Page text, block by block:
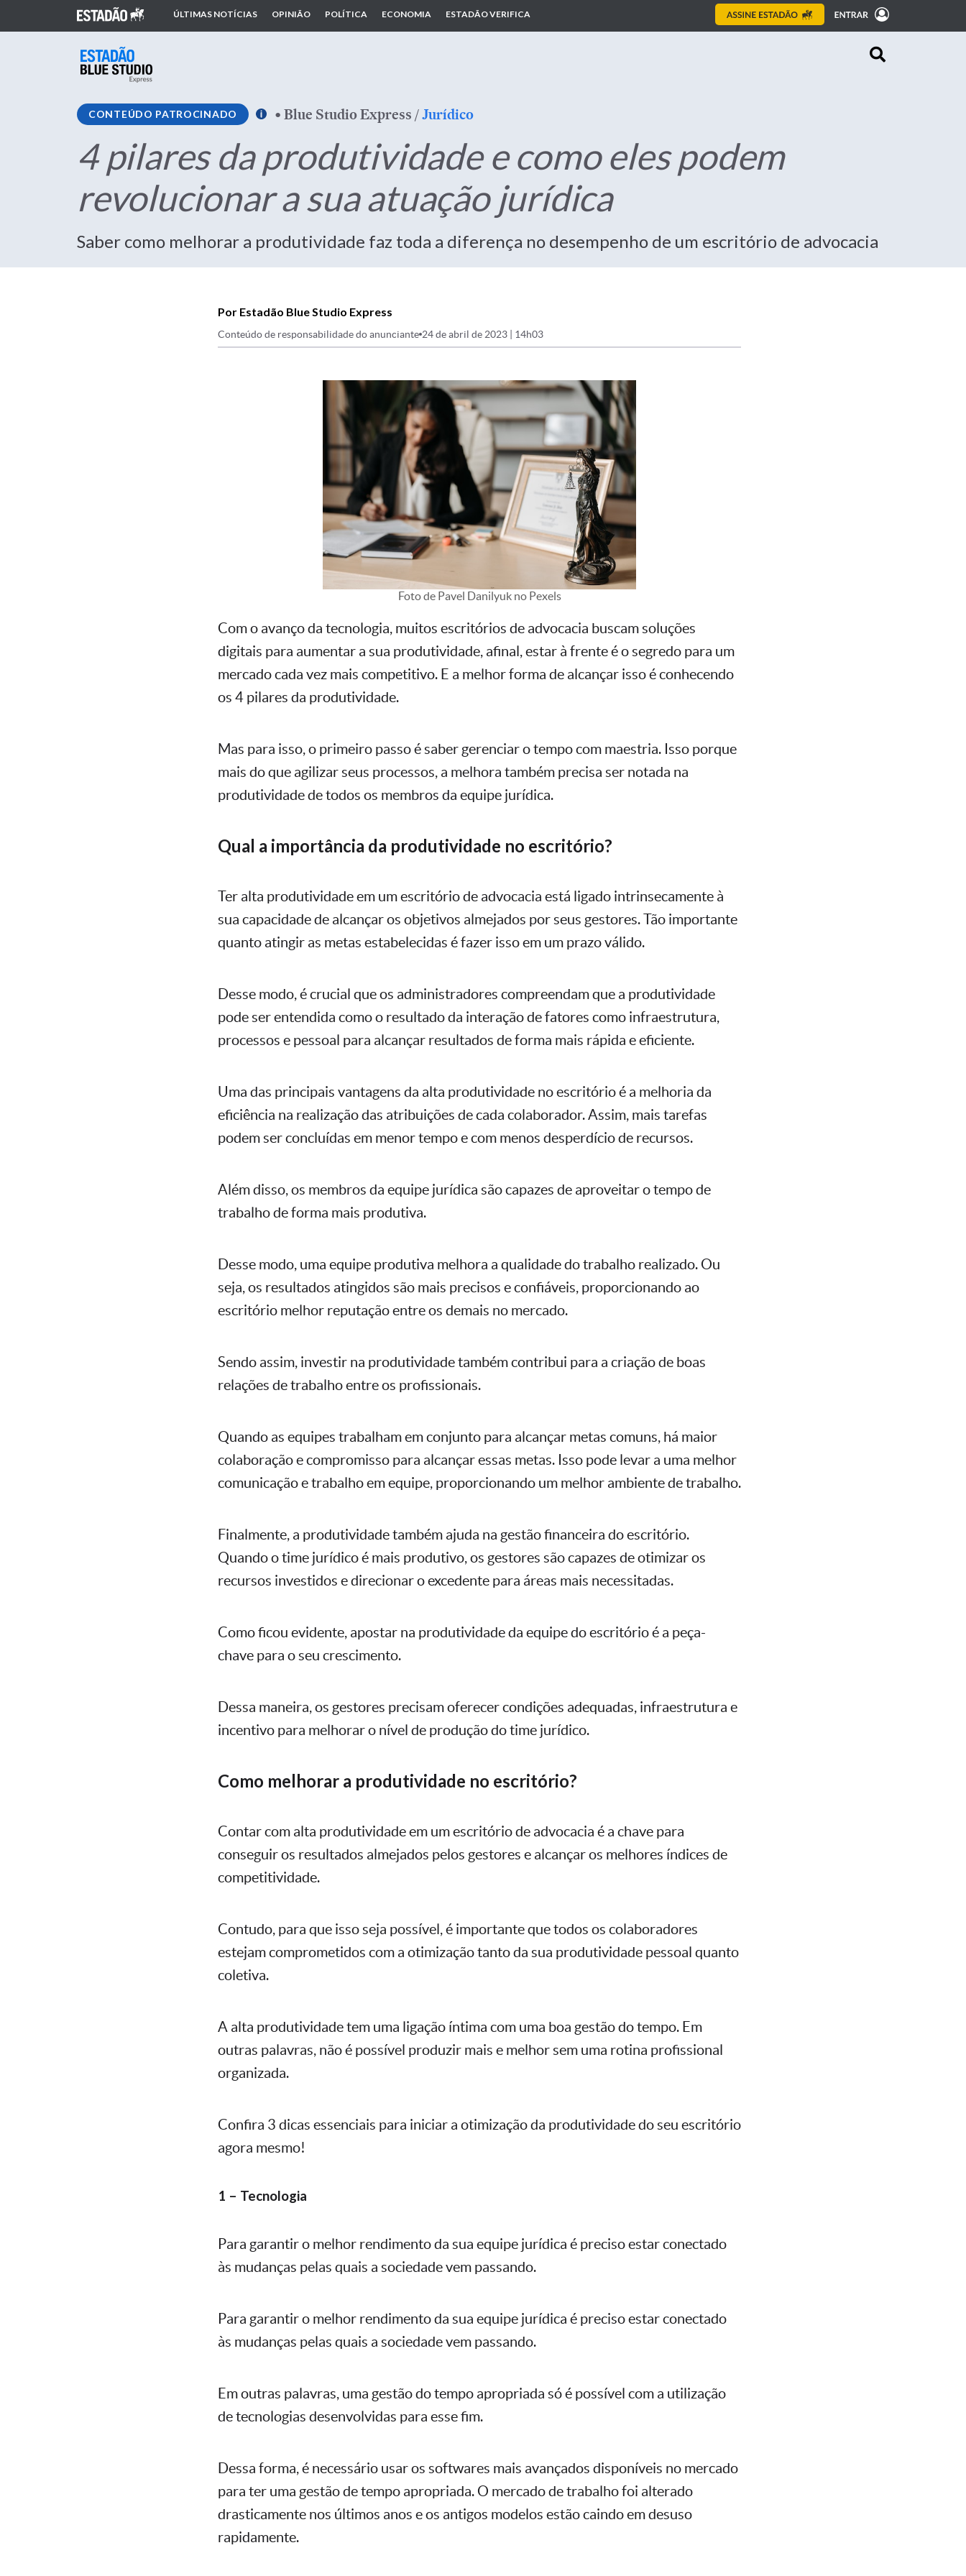
ÚLTIMAS NOTÍCIAS OPINIÃO POLÍTICA ECONOMIA ESTADÃO VERIFICA
CONTEÚDO PATROCINADO •Blue Studio Express/Jurídico
4 pilares da produtividade e como eles podem
revolucionar a sua atuação jurídica
Saber como melhorar a produtividade faz toda a diferença no desempenho de um escritório de advocacia
Por Estadão Blue Studio Express
Conteúdo de responsabilidade do anunciante 24 de abril de 2023 | 14h03
Foto de Pavel Danilyuk no Pexels
Com o avanço da tecnologia, muitos escritórios de advocacia buscam soluções
digitais para aumentar a sua produtividade, afinal, estar à frente é o segredo para um
mercado cada vez mais competitivo. E a melhor forma de alcançar isso é conhecendo
os 4 pilares da produtividade.
Mas para isso, o primeiro passo é saber gerenciar o tempo com maestria. Isso porque
mais do que agilizar seus processos, a melhora também precisa ser notada na
produtividade de todos os membros da equipe jurídica.
Qual a importância da produtividade no escritório?
Ter alta produtividade em um escritório de advocacia está ligado intrinsecamente à
sua capacidade de alcançar os objetivos almejados por seus gestores. Tão importante
quanto atingir as metas estabelecidas é fazer isso em um prazo válido.
Desse modo, é crucial que os administradores compreendam que a produtividade
pode ser entendida como o resultado da interação de fatores como infraestrutura,
processos e pessoal para alcançar resultados de forma mais rápida e eficiente.
Uma das principais vantagens da alta produtividade no escritório é a melhoria da
eficiência na realização das atribuições de cada colaborador. Assim, mais tarefas
podem ser concluídas em menor tempo e com menos desperdício de recursos.
Além disso, os membros da equipe jurídica são capazes de aproveitar o tempo de
trabalho de forma mais produtiva.
Desse modo, uma equipe produtiva melhora a qualidade do trabalho realizado. Ou
seja, os resultados atingidos são mais precisos e confiáveis, proporcionando ao
escritório melhor reputação entre os demais no mercado.
Sendo assim, investir na produtividade também contribui para a criação de boas
relações de trabalho entre os profissionais.
Quando as equipes trabalham em conjunto para alcançar metas comuns, há maior
colaboração e compromisso para alcançar essas metas. Isso pode levar a uma melhor
comunicação e trabalho em equipe, proporcionando um melhor ambiente de trabalho.
Finalmente, a produtividade também ajuda na gestão financeira do escritório.
Quando o time jurídico é mais produtivo, os gestores são capazes de otimizar os
recursos investidos e direcionar o excedente para áreas mais necessitadas.
Como ficou evidente, apostar na produtividade da equipe do escritório é a peça-
chave para o seu crescimento.
Dessa maneira, os gestores precisam oferecer condições adequadas, infraestrutura e
incentivo para melhorar o nível de produção do time jurídico.
Como melhorar a produtividade no escritório?
Contar com alta produtividade em um escritório de advocacia é a chave para
conseguir os resultados almejados pelos gestores e alcançar os melhores índices de
competitividade.
Contudo, para que isso seja possível, é importante que todos os colaboradores
estejam comprometidos com a otimização tanto da sua produtividade pessoal quanto
coletiva.
A alta produtividade tem uma ligação íntima com uma boa gestão do tempo. Em
outras palavras, não é possível produzir mais e melhor sem uma rotina profissional
organizada.
Confira 3 dicas essenciais para iniciar a otimização da produtividade do seu escritório
agora mesmo!
1 – Tecnologia
Para garantir o melhor rendimento da sua equipe jurídica é preciso estar conectado
às mudanças pelas quais a sociedade vem passando.
Para garantir o melhor rendimento da sua equipe jurídica é preciso estar conectado
às mudanças pelas quais a sociedade vem passando.
Em outras palavras, uma gestão do tempo apropriada só é possível com a utilização
de tecnologias desenvolvidas para esse fim.
Dessa forma, é necessário usar os softwares mais avançados disponíveis no mercado
para ter uma gestão de tempo apropriada. O mercado de trabalho foi alterado
drasticamente nos últimos anos e os antigos modelos estão caindo em desuso
rapidamente.